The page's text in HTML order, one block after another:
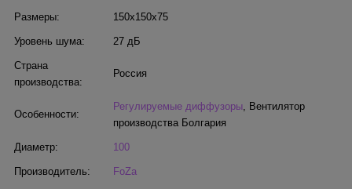
Размеры: 150x150x75
Уровень шума: 27 дБ
Страна
производства:
Россия
Особенности:
Регулируемые диффузоры, Вентилятор
производства Болгария
Диаметр: 100
Производитель: FoZa